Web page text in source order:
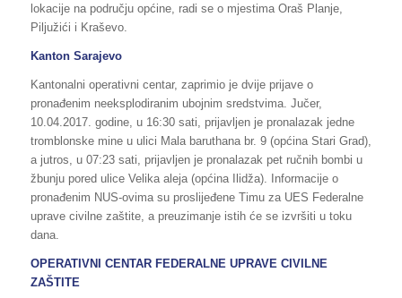
lokacije na području općine, radi se o mjestima Oraš Planje,
Piljužići i Kraševo.
Kanton Sarajevo
Kantonalni operativni centar, zaprimio je dvije prijave o
pronađenim neeksplodiranim ubojnim sredstvima. Jučer,
10.04.2017. godine, u 16:30 sati, prijavljen je pronalazak jedne
tromblonske mine u ulici Mala baruthana br. 9 (općina Stari Grad),
a jutros, u 07:23 sati, prijavljen je pronalazak pet ručnih bombi u
žbunju pored ulice Velika aleja (općina Ilidža). Informacije o
pronađenim NUS-ovima su proslijeđene Timu za UES Federalne
uprave civilne zaštite, a preuzimanje istih će se izvršiti u toku
dana.
OPERATIVNI CENTAR FEDERALNE UPRAVE CIVILNE
ZAŠTITE